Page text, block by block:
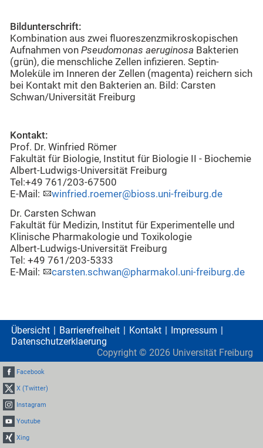
Bildunterschrift:
Kombination aus zwei fluoreszenzmikroskopischen
Aufnahmen von Pseudomonas aeruginosa Bakterien
(grün), die menschliche Zellen infizieren. Septin-
Moleküle im Inneren der Zellen (magenta) reichern sich
bei Kontakt mit den Bakterien an. Bild: Carsten
Schwan/Universität Freiburg
Kontakt:
Prof. Dr. Winfried Römer
Fakultät für Biologie, Institut für Biologie II - Biochemie
Albert-Ludwigs-Universität Freiburg
Tel:+49 761/203-67500
E-Mail:
winfried.roemer@bioss.uni-freiburg.de
Dr. Carsten Schwan
Fakultät für Medizin, Institut für Experimentelle und
Klinische Pharmakologie und Toxikologie
Albert-Ludwigs-Universität Freiburg
Tel: +49 761/203-5333
E-Mail:
carsten.schwan@pharmakol.uni-freiburg.de
Übersicht Barrierefreiheit Kontakt
Impressum
Datenschutzerklaerung
Copyright © 2026 Universität Freiburg
Facebook
X (Twitter)
Instagram
Youtube
Xing